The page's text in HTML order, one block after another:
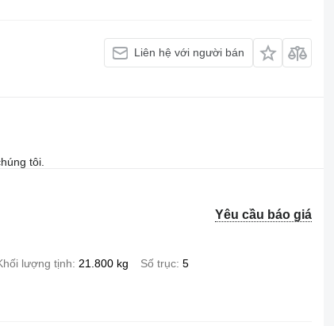
Liên hệ với người bán
tôi.
Yêu cầu báo giá
lượng tịnh 21.800 kg Số trục 5